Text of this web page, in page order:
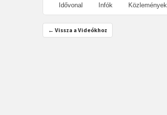
Idővonal Infók Közlemények
← Vissza a Videókhoz